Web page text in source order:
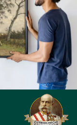
ド。